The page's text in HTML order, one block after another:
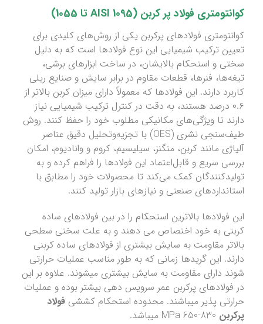
کوانتومتری فولاد پر کربن (1095 AISI تا 1055)
کوانتومتری فولادهای پرکربن یکی از روش‌های کلیدی برای
تعیین ترکیب شیمیایی این نوع فولادها است که به دلیل
سختی و استحکام بالایشان، در ساخت ابزارهای برشی،
تیغه‌ها، فنرها، قطعات مقاوم در برابر سایش و صنایع ریلی
کاربرد دارند. این فولادها که معمولاً دارای میزان کربن بالاتر از
۰.۶ درصد هستند، به دقت در کنترل ترکیب شیمیایی نیاز
دارند تا ویژگی‌های مکانیکی مطلوب خود را حفظ کنند. روش
طیف‌سنجی نشری (OES) با تجزیه‌وتحلیل دقیق عناصر
آلیاژی مانند کربن، منگنز، سیلیسیم، کروم و وانادیوم، امکان
بررسی سریع و قابل‌اعتماد این فولادها را فراهم کرده و به
تولیدکنندگان کمک می‌کند تا محصولات خود را مطابق با
استانداردهای صنعتی و نیازهای بازار تولید کنند.
این فولادها بالاترین استحکام را در بین فولادهای ساده
کربنی به خود اختصاص می دهند و به علت سختی سطحی
بالاتر مقاومت به سایش بیشتری از فولادهای ساده کربنی
دارند. این گریدها زمانی که به طور مناسب عملیات حرارتی
شوند دارای مقاومت به سایش بیشتری میشوند. علاوه بر این
در فولادهای پرکربن عمر سرویس دهی بیشتر بوده و عملیات
حرارتی پذیر میباشند. محدوده استحکام کششیفولاد
پرکربن